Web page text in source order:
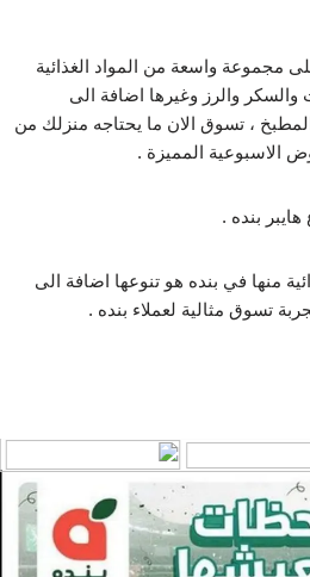
مجموعة واسعة من المواد الغذائية
والسكر والرز وغيرها اضافة الى
، تسوق الان ما يحتاجه منزلك من
الاسبوعية المميزة .
بنده .
منها في بنده هو تنوعها اضافة الى
تسوق مثالية لعملاء بنده .